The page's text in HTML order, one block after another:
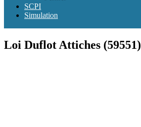
SCPI
Simulation
Loi Duflot Attiches (59551)